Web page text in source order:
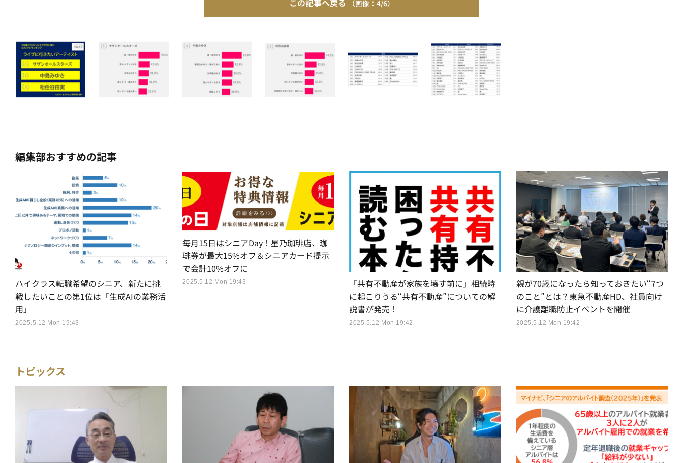
この記事へ戻る 4/6
編集部おすすめの記事
ハイクラス転職希望のシニア、新たに挑
戦したいことの第1位は「生成AIの業務活
用」
2025.5.12 Mon 19:43
毎月15日はシニアDay！星乃珈琲店、珈
琲券が最大15%オフ＆シニアカード提示
で会計10%オフに
2025.5.12 Mon 19:43
「共有不動産が家族を壊す前に」相続時
に起こりうる“共有不動産”についての解
説書が発売！
2025.5.12 Mon 19:42
親が70歳になったら知っておきたい“7つ
のこと”とは？東急不動産HD、社員向け
に介護離職防止イベントを開催
2025.5.12 Mon 19:42
トピックス